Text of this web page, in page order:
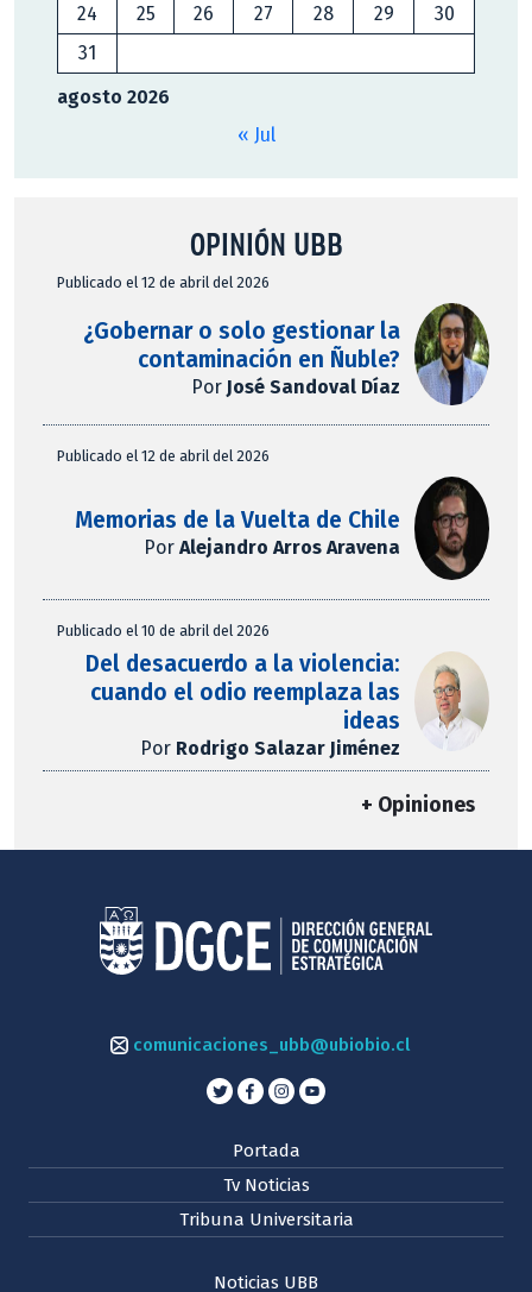
agosto 2026
24
25 26 27 28 29
30
31
« Jul
OPINIÓN UBB
Publicado el 12 de abril del 2026
¿Gobernar o solo gestionar la
contaminación en Ñuble?
Por José Sandoval Díaz
Publicado el 12 de abril del 2026
Memorias de la Vuelta de Chile
PorAlejandro Arros Aravena
Publicado el 10 de abril del 2026
Del desacuerdo a la violencia:
cuando el odio reemplaza las
ideas
Por Rodrigo Salazar Jiménez
+ Opiniones
comunicaciones_ubb@ubiobio.cl
Portada
Tv Noticias
Tribuna Universitaria
Noticias UBB